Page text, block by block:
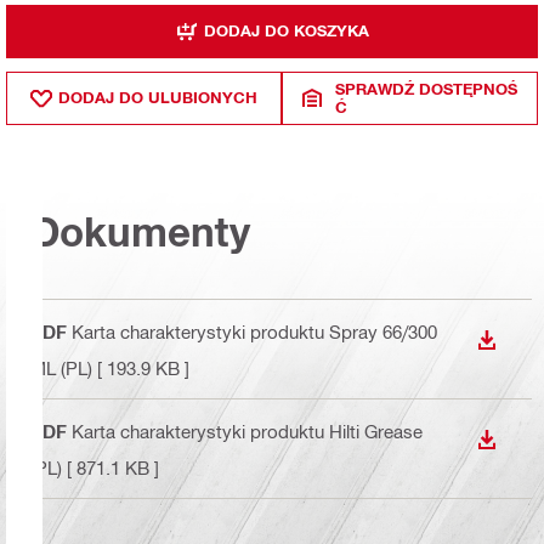
DODAJ DO KOSZYKA
DODAJ DO ULUBIONYCH
SPRAWDŹ DOSTĘPNOŚ
Ć
Dokumenty
PDF Karta charakterystyki produktu Spray 66/300
ML (PL) [ 193.9 KB ]
PDF Karta charakterystyki produktu Hilti Grease
(PL) [ 871.1 KB ]